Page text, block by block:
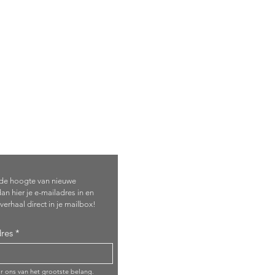
hoogte van nieuwe
hier je e-mailadres in en
direct in je mailbox!
ons van het grootste belang.